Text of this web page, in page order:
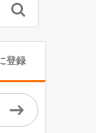
登録